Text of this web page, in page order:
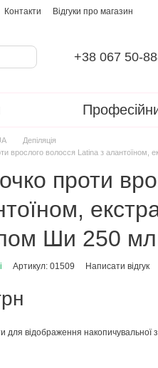
Контакти Відгуки про магазин
+38 067 50-
Депіляція
врослого волосся Latina з
проти
Ши 250 мл
Артикул: 01509 Написати відгук
для відображення накопичувальної